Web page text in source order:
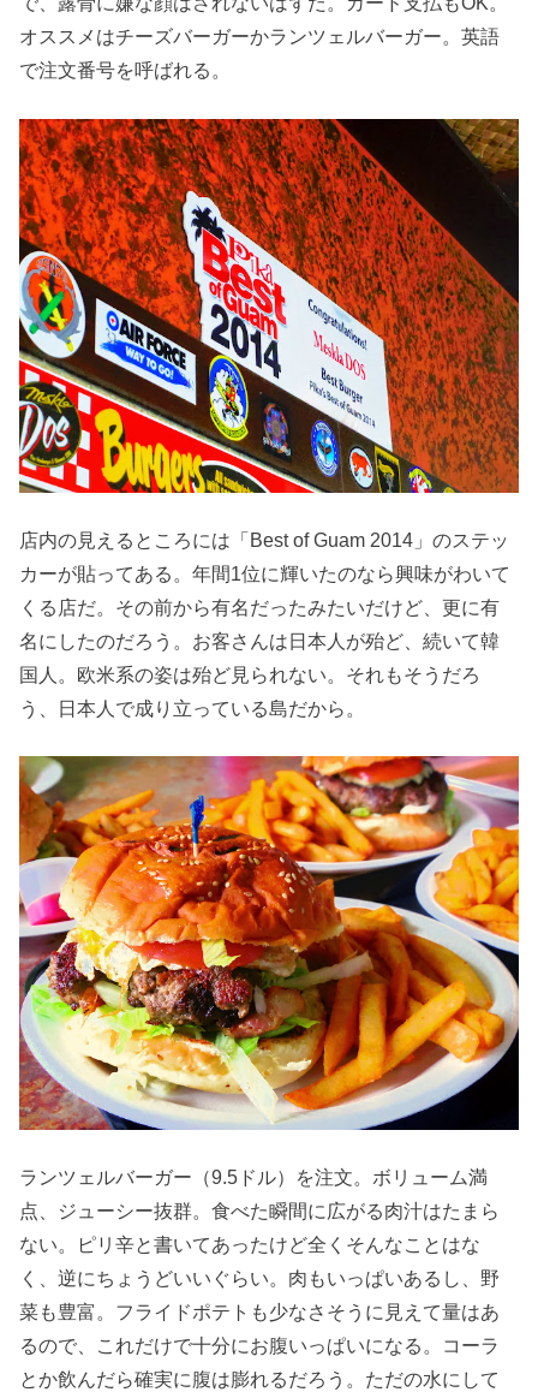
オススメはチーズバーガーかランツェルバーガー。英語
で注文番号を呼ばれる。
店内の見えるところには「Best of Guam 2014」のステッ
カーが貼ってある。年間1位に輝いたのなら興味がわいて
くる店だ。その前から有名だったみたいだけど、更に有
名にしたのだろう。お客さんは日本人が殆ど、続いて韓
国人。欧米系の姿は殆ど見られない。それもそうだろ
う、日本人で成り立っている島だから。
ランツェルバーガー（9.5ドル）を注文。ボリューム満
点、ジューシー抜群。食べた瞬間に広がる肉汁はたまら
ない。ピリ辛と書いてあったけど全くそんなことはな
く、逆にちょうどいいぐらい。肉もいっぱいあるし、野
菜も豊富。フライドポテトも少なさそうに見えて量はあ
るので、これだけで十分にお腹いっぱいになる。コーラ
とか飲んだら確実に腹は膨れるだろう。ただの水にして